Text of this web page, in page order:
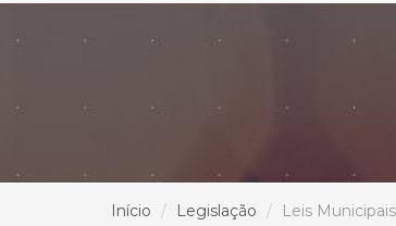
Início Legislação Leis Municipais